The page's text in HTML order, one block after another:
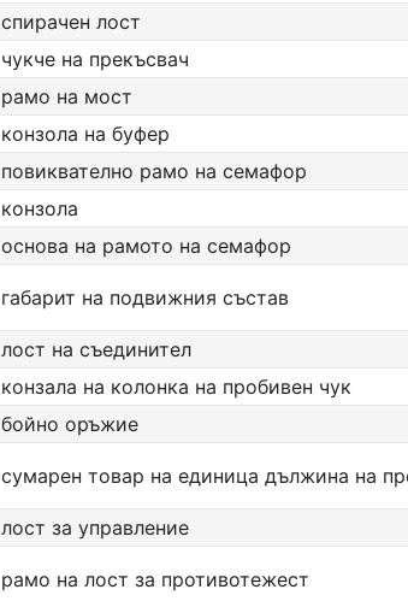
спирачен лост
чукче на прекъсвач
рамо на мост
конзола на буфер
повиквателно рамо на семафор
конзола
основа на рамото на семафор
габарит на подвижния състав
лост на съединител
конзала на колонка на пробивен чук
бойно оръжие
сумарен товар на единица дължина на
лост за управление
рамо на лост за противотежест